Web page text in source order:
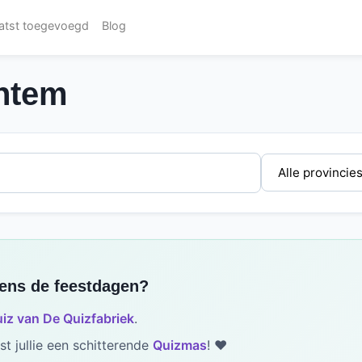
toegevoegd Blog
de feestdagen?
van De Quizfabriek.
jullie een schitterende Quizmas! ❤️